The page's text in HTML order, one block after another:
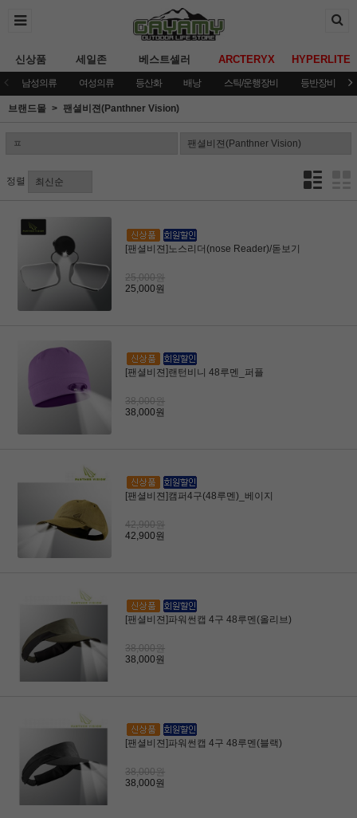
신상품 세일존 베스트셀러 ARCTERYX HYPERLITE
남성의류 여성의류 등산화 배낭 스틱/운행장비 등반장비
브랜드몰 팬셜비젼(Panthner Vision)
정렬
[팬셜비젼]노스리더(nose Reader)/돋보기
25,000원
25,000원
[팬셜비젼]랜턴비니 48루멘_퍼플
38,000원
38,000원
[팬셜비젼]캠퍼4구(48루멘)_베이지
42,900원
42,900원
[팬셜비젼]파워썬캡 4구 48루멘(올리브)
38,000원
38,000원
[팬셜비젼]파워썬캡 4구 48루멘(블랙)
38,000원
38,000원